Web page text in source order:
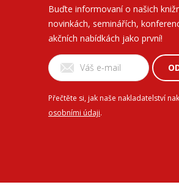
Buďte informovaní o našich
novinkách, seminářích,
akčních nabídkách jako první!
Přečtěte si, jak naše nakladatelství
osobními údaji.